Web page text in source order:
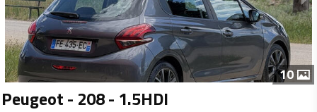
10
Peugeot - 208 - 1.5HDI